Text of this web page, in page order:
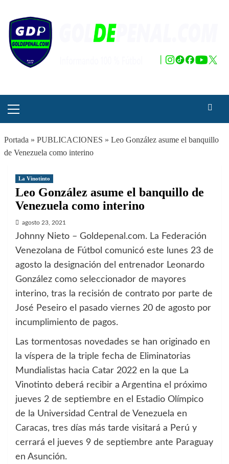
contenido
principal
Portada » PUBLICACIONES » Leo González asume el banquillo
de Venezuela como interino
La Vinotinto
Leo González asume el banquillo de
Venezuela como interino
agosto 23, 2021
Johnny Nieto – Goldepenal.com. La Federación
Venezolana de Fútbol comunicó este lunes 23 de
agosto la designación del entrenador Leonardo
González como seleccionador de mayores
interino, tras la recisión de contrato por parte de
José Peseiro el pasado viernes 20 de agosto por
incumplimiento de pagos.
Las tormentosas novedades se han originado en
la víspera de la triple fecha de Eliminatorias
Mundialistas hacia Catar 2022 en la que La
Vinotinto deberá recibir a Argentina el próximo
jueves 2 de septiembre en el Estadio Olímpico
de la Universidad Central de Venezuela en
Caracas, tres días más tarde visitará a Perú y
cerrará el jueves 9 de septiembre ante Paraguay
en Asunción.